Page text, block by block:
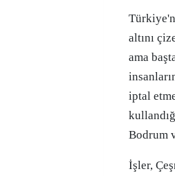
altını
ama
iptal
Bodrum
İşler,